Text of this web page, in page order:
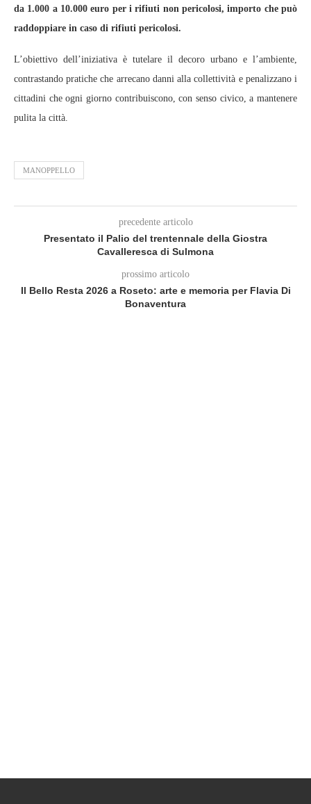
da 1.000 a 10.000 euro per i rifiuti non pericolosi, importo che può
raddoppiare in caso di rifiuti pericolosi.
L’obiettivo dell’iniziativa è tutelare il decoro urbano e l’ambiente,
contrastando pratiche che arrecano danni alla collettività e penalizzano i
cittadini che ogni giorno contribuiscono, con senso civico, a mantenere
pulita la città.
MANOPPELLO
precedente articolo
Presentato il Palio del trentennale della Giostra
Cavalleresca di Sulmona
prossimo articolo
Il Bello Resta 2026 a Roseto: arte e memoria per Flavia Di
Bonaventura